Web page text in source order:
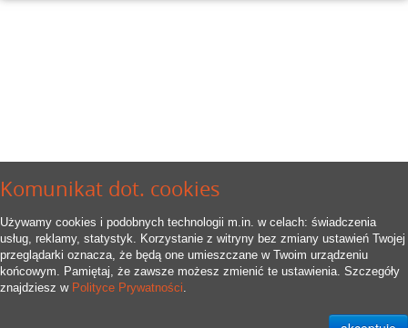
Komunikat dot. cookies
Używamy cookies i podobnych technologii m.in. w celach: świadczenia
usług, reklamy, statystyk. Korzystanie z witryny bez zmiany ustawień Twojej
przeglądarki oznacza, że będą one umieszczane w Twoim urządzeniu
końcowym. Pamiętaj, że zawsze możesz zmienić te ustawienia. Szczegóły
znajdziesz w Polityce Prywatności.